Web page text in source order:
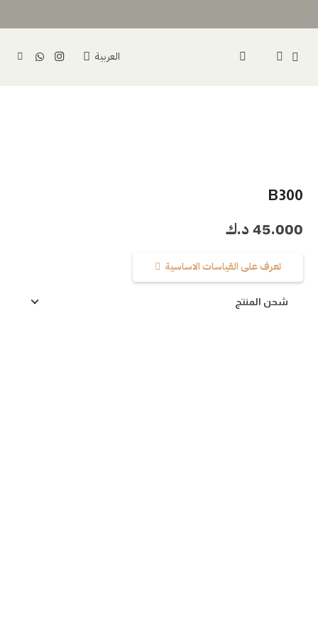
العربية
B300
45.000د.ك
تعرف على القياسات الاساسية
شحن المنتج